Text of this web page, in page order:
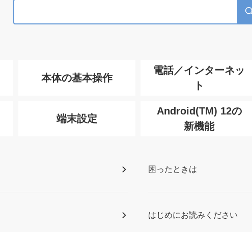
本体の基本操作
電話／インターネッ
ト
端末設定
Android(TM) 12の
新機能
困ったときは
はじめにお読みください